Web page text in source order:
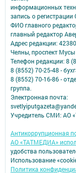
информационных
запись о
ФИО главного
главный редактор
Адрес редакции:
Челны, проспект
Телефон редакции: 8
8 (8552) 70-25-48 -
8 (8552) 70-16-86 -
группа.
Электронная почта:
Учредитель СМИ: АО
Антикоррупционная
АО «ТАТМЕДИА»
удобства
Использование
Политика